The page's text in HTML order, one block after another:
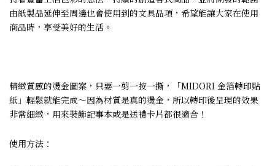
由紙製品延伸至周邊也會使用到的文具品項，希望能讓大家在使用
商品時，享受美好的生活。
精緻質感的燙金圖案，只要一剪一按一撕，「MIDORI 金箔轉印貼
紙」輕鬆就能完成～因為材質是真的燙金，所以轉印後呈現的效果
非常細緻，用來裝飾記事本或是送禮卡片都很適合！
使用方法：